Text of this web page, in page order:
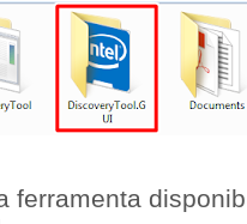
ferramenta